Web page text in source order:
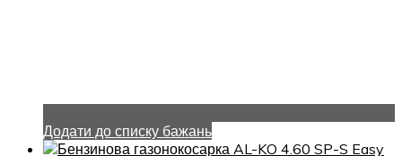
Додати до списку бажань